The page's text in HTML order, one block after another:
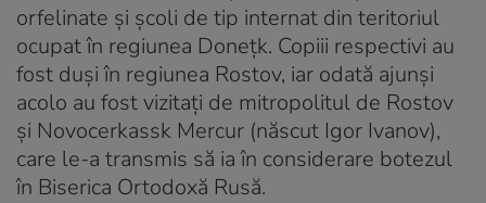
orfelinate și școli de tip internat din teritoriul
ocupat în regiunea Donețk. Copiii respectivi au
fost duși în regiunea Rostov, iar odată ajunși
acolo au fost vizitați de mitropolitul de Rostov
și Novocerkassk Mercur (născut Igor Ivanov),
care le-a transmis să ia în considerare botezul
în Biserica Ortodoxă Rusă.